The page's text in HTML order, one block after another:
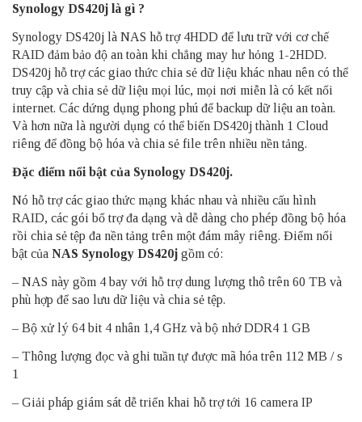
Synology DS420j là gì ?
Synology DS420j là NAS hỗ trợ 4HDD để lưu trữ với cơ chế
RAID đảm bảo độ an toàn khi chẳng may hư hỏng 1-2HDD.
DS420j hỗ trợ các giao thức chia sẻ dữ liệu khác nhau nên có thể
truy cập và chia sẻ dữ liệu mọi lúc, mọi nơi miễn là có kết nối
internet. Các dứng dụng phong phú để backup dữ liệu an toàn.
Và hơn nữa là người dụng có thể biến DS420j thành 1 Cloud
riêng để đồng bộ hóa và chia sẻ file trên nhiều nền tảng.
Đặc điểm nổi bật của Synology DS420j.
Nó hỗ trợ các giao thức mạng khác nhau và nhiều cấu hình
RAID, các gói bổ trợ đa dạng và dễ dàng cho phép đồng bộ hóa
rồi chia sẻ tệp đa nền tảng trên một đám mây riêng. Điểm nổi
bật của NAS Synology DS420j gồm có:
– NAS này gồm 4 bay với hỗ trợ dung lượng thô trên 60 TB và
phù hợp để sao lưu dữ liệu và chia sẻ tệp.
– Bộ xử lý 64 bit 4 nhân 1,4 GHz và bộ nhớ DDR4 1 GB
– Thông lượng đọc và ghi tuần tự được mã hóa trên 112 MB / s
1
– Giải pháp giám sát dễ triển khai hỗ trợ tới 16 camera IP